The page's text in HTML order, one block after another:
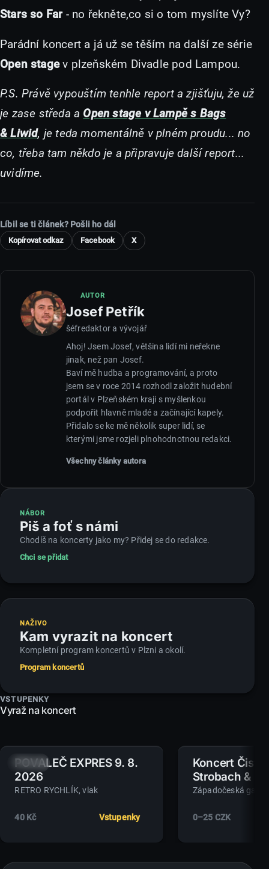
Stars so Far- no řekněte,co si o tom myslíte Vy?
Parádní koncert a já už se těším na další ze série
Open stagev plzeňském Divadle pod Lampou.
P.S. Právě vypouštím tenhle report a zjišťuju, že už
je zase středa a Open stage v Lampě s Bags
& Liwid, je teda momentálně v plném proudu... no
co, třeba tam někdo je a připravuje další report...
uvidíme.
Líbil se ti článek? Pošli ho dál
Kopírovat odkaz Facebook X
AUTOR
Josef Petřík
šéfredaktor a vývojář
Ahoj! Jsem Josef, většina lidí mi neřekne
jinak, než pan Josef.
Baví mě hudba a programování, a proto
jsem se v roce 2014 rozhodl založit hudební
portál v Plzeňském kraji s myšlenkou
podpořit hlavně mladé a začínající kapely.
Přidalo se ke mě několik super lidí, se
kterými jsme rozjeli plnohodnotnou redakci.
Všechny články autora
NÁBOR
Piš a foť s námi
Chodíš na koncerty jako my? Přidej se do redakce.
Chci se přidat
NAŽIVO
Kam vyrazit na koncert
Kompletní program koncertů v Plzni a okolí.
Program koncertů
VSTUPENKY
Vyraž na koncert
9. SRP
POVALEČ EXPRES 9. 8.
2026
RETRO RYCHLÍK, vlak
40 Kč Vstupenky
ÚT11.SRP
Koncert
Strobach &
(Artamo)
0–25 CZK